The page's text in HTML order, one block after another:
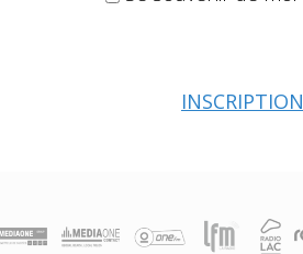
INSCRIPTION